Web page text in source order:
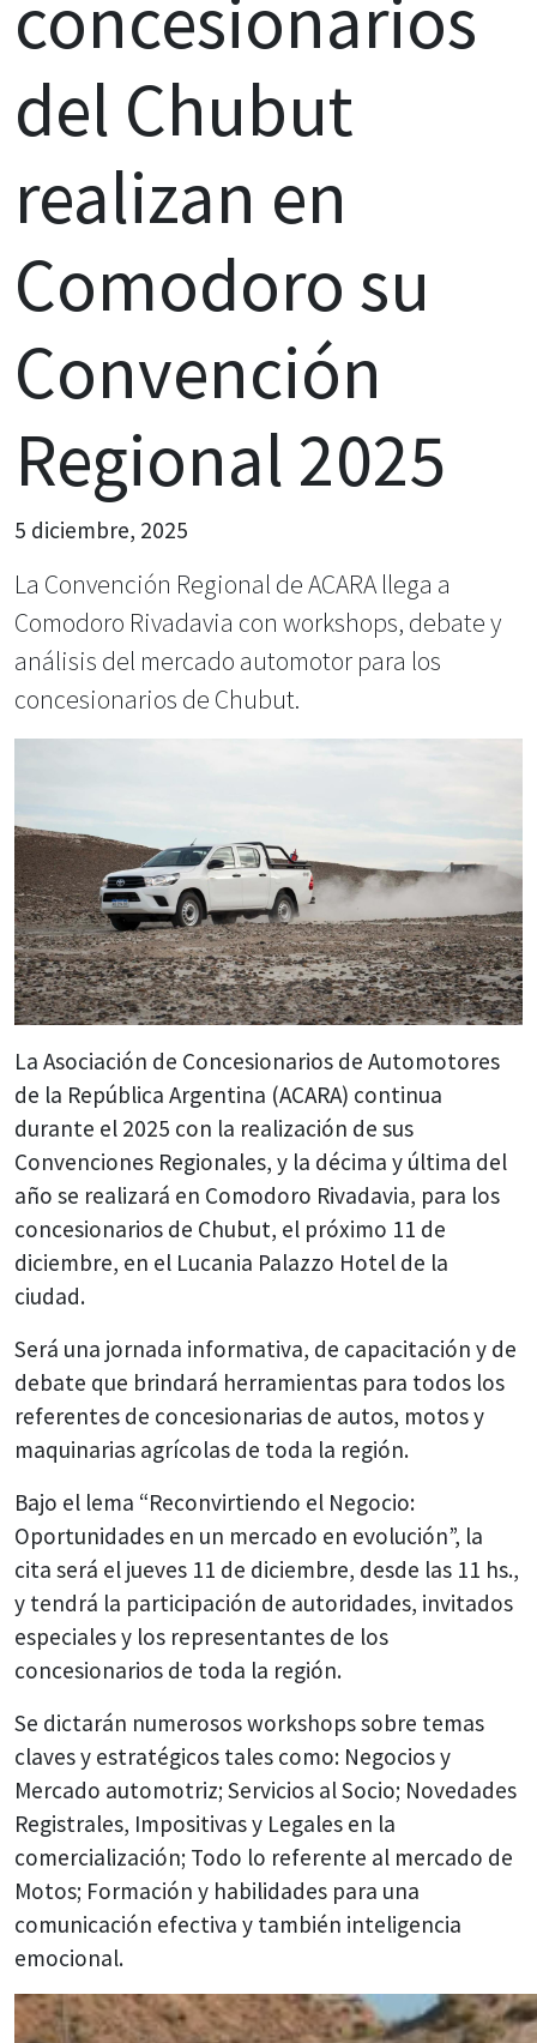
concesionarios
del Chubut
realizan en
Comodoro su
Convención
Regional 2025
5 diciembre, 2025
La Convención Regional de ACARA llega a
Comodoro Rivadavia con workshops, debate y
análisis del mercado automotor para los
concesionarios de Chubut.
La Asociación de Concesionarios de Automotores
de la República Argentina (ACARA) continua
durante el 2025 con la realización de sus
Convenciones Regionales, y la décima y última del
año se realizará en Comodoro Rivadavia, para los
concesionarios de Chubut, el próximo 11 de
diciembre, en el Lucania Palazzo Hotel de la
ciudad.
Será una jornada informativa, de capacitación y de
debate que brindará herramientas para todos los
referentes de concesionarias de autos, motos y
maquinarias agrícolas de toda la región.
Bajo el lema “Reconvirtiendo el Negocio:
Oportunidades en un mercado en evolución”, la
cita será el jueves 11 de diciembre, desde las 11 hs.,
y tendrá la participación de autoridades, invitados
especiales y los representantes de los
concesionarios de toda la región.
Se dictarán numerosos workshops sobre temas
claves y estratégicos tales como: Negocios y
Mercado automotriz; Servicios al Socio; Novedades
Registrales, Impositivas y Legales en la
comercialización; Todo lo referente al mercado de
Motos; Formación y habilidades para una
comunicación efectiva y también inteligencia
emocional.